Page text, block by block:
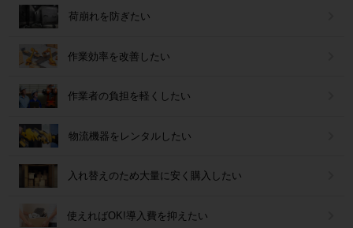
荷崩れを防ぎたい
作業効率を改善したい
作業者の負担を軽くしたい
物流機器をレンタルしたい
入れ替えのため大量に安く購入したい
使えればOK!導入費を抑えたい